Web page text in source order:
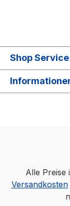
Shop Service
Alle Preise
Versandkosten